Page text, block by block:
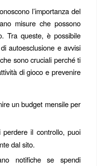
l’importanza del
misure che possono
Tra queste, è possibile
autoesclusione e avvisi
sono cruciali perché ti
di gioco e prevenire
un budget mensile per
il controllo, puoi
dal sito.
notifiche se spendi